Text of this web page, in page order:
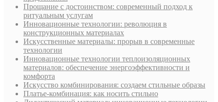
Прощание с достоинством: современный подход к
ритуальным услугам
Инновационные технологии: революция в
конструкционных материалах
Искусственные материалы: прорыв в современные
технологии
Инновационные технологии теплоизоляционных
материалов: обеспечение энергоэффективности и
комфорта
Искусство комбинирования: создаем стильные образы
Платье-комбинация: как носить стильно